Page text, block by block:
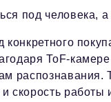
под человека, а
ToF-
скорость работы